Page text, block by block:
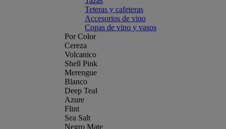
Teteras y cafeteras
Accesorios de vino
Copas de vino y vasos
Por Color
Cereza
Volcanico
Shell Pink
Merengue
Blanco
Deep Teal
Azure
Flint
Sea Salt
Negro Mate